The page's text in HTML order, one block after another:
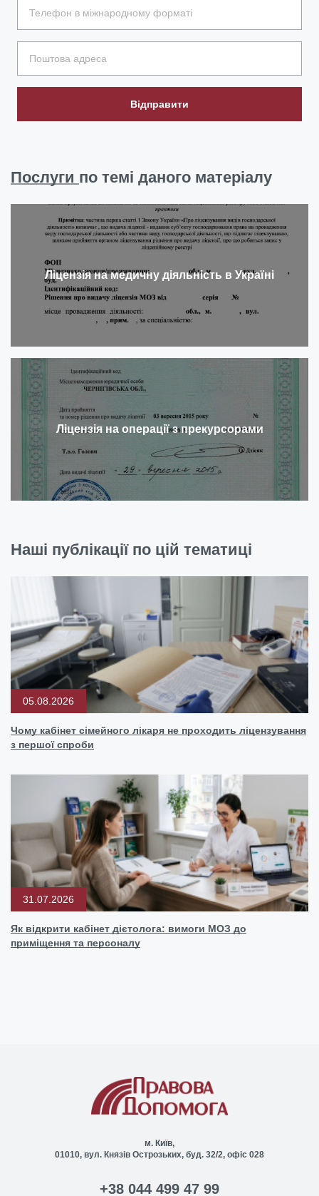
Відправити
Послуги по темі даного матеріалу
Ліцензія на медичну діяльність в Україні
Ліцензія на операції з прекурсорами
Наші публікації по цій тематиці
05.08.2026
Чому кабінет сімейного лікаря не проходить ліцензування
з першої спроби
31.07.2026
Як відкрити кабінет дієтолога: вимоги МОЗ до
приміщення та персоналу
м. Київ,
01010, вул. Князів Острозьких, буд. 32/2, офіс 028
+38 044 499 47 99